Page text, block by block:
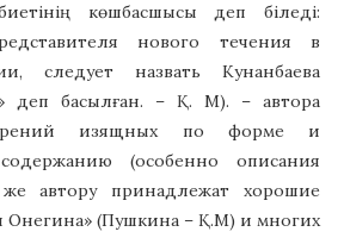
көшбасшысы деп біледі:
нового течения в
следует назвать Кунанбаева
деп басылған. – Қ. М). – автора
изя­щ­ных по форме и
(особенно описания
автору принадлежат хорошие
Онегина» (Пушкина – Қ.М) и многих